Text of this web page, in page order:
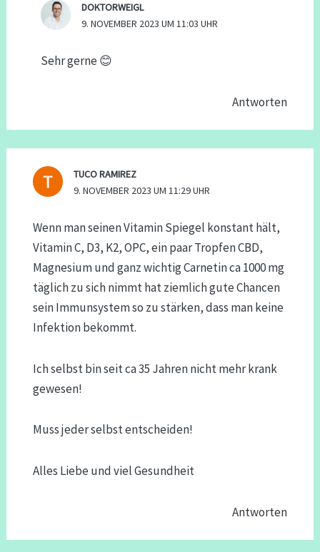
DOKTORWEIGL
9. NOVEMBER 2023 UM 11:03 UHR
Sehr gerne 😊
Antworten
TUCO RAMIREZ
9. NOVEMBER 2023 UM 11:29 UHR
Wenn man seinen Vitamin Spiegel konstant hält,
Vitamin C, D3, K2, OPC, ein paar Tropfen CBD,
Magnesium und ganz wichtig Carnetin ca 1000 mg
täglich zu sich nimmt hat ziemlich gute Chancen
sein Immunsystem so zu stärken, dass man keine
Infektion bekommt.
Ich selbst bin seit ca 35 Jahren nicht mehr krank
gewesen!
Muss jeder selbst entscheiden!
Alles Liebe und viel Gesundheit
Antworten